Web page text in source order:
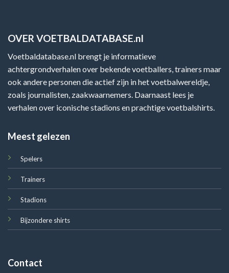
OVER VOETBALDATABASE.nl
Voetbaldatabase.nl brengt je informatieve
achtergrondverhalen over bekende voetballers, trainers maar
ook andere personen die actief zijn in het voetbalwereldje,
zoals journalisten, zaakwaarnemers. Daarnaast lees je
verhalen over iconische stadions en prachtige voetbalshirts.
Meest gelezen
Spelers
Trainers
Stadions
Bijzondere shirts
Contact